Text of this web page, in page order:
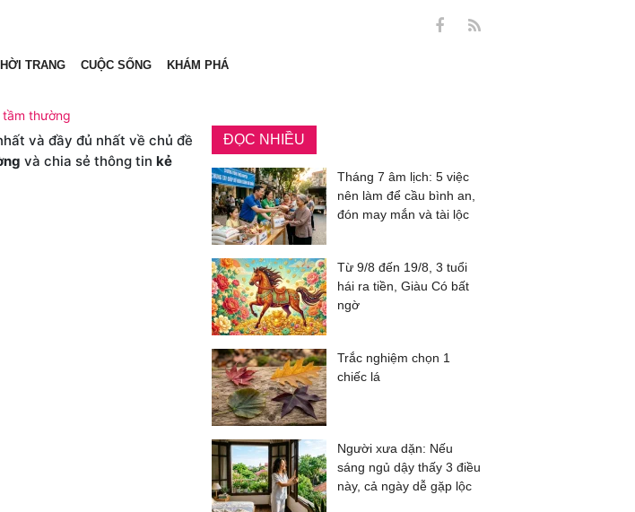
TRANG CUỘC SỐNG KHÁM PHÁ
thường
và đầy đủ nhất về chủ đề
và chia sẻ thông tin kẻ
ĐỌC NHIỀU
Tháng 7 âm lịch: 5 việc
nên làm để cầu bình an,
đón may mắn và tài lộc
Từ 9/8 đến 19/8, 3 tuổi
hái ra tiền, Giàu Có bất
ngờ
Trắc nghiệm chọn 1
chiếc lá
Người xưa dặn: Nếu
sáng ngủ dậy thấy 3 điều
này, cả ngày dễ gặp lộc